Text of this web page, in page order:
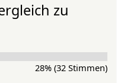
zu
28% (32 Stimmen)